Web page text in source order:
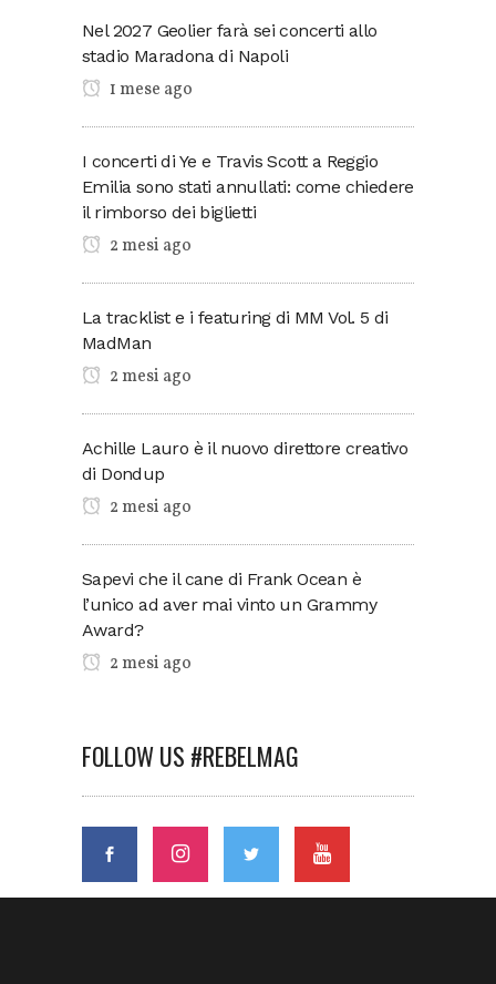
Nel 2027 Geolier farà sei concerti allo
stadio Maradona di Napoli
1 mese ago
I concerti di Ye e Travis Scott a Reggio
Emilia sono stati annullati: come chiedere
il rimborso dei biglietti
2 mesi ago
La tracklist e i featuring di MM Vol. 5 di
MadMan
2 mesi ago
Achille Lauro è il nuovo direttore creativo
di Dondup
2 mesi ago
Sapevi che il cane di Frank Ocean è
l’unico ad aver mai vinto un Grammy
Award?
2 mesi ago
FOLLOW US #REBELMAG